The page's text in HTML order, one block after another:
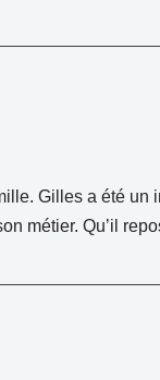
Gilles a été un
métier. Qu’il